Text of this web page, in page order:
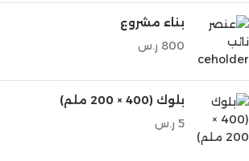
بناء مشروع
800 ر.س
بلوك (400 × 200 ملم)
5 ر.س